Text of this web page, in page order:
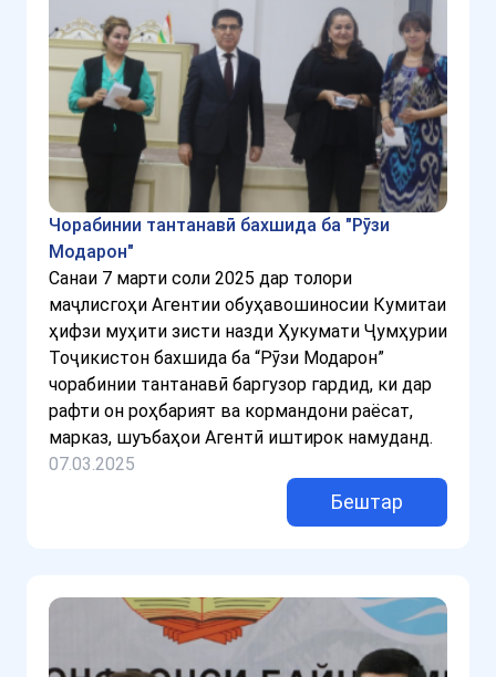
Чорабинии тантанавӣ бахшида ба "Рӯзи
Модарон"
Санаи 7 марти соли 2025 дар толори
маҷлисгоҳи Агентии обуҳавошиносии Кумитаи
ҳифзи муҳити зисти назди Ҳукумати Ҷумҳурии
Тоҷикистон бахшида ба “Рӯзи Модарон”
чорабинии тантанавӣ баргузор гардид, ки дар
рафти он роҳбарият ва кормандони раёсат,
марказ, шуъбаҳои Агентӣ иштирок намуданд.
07.03.2025
Бештар